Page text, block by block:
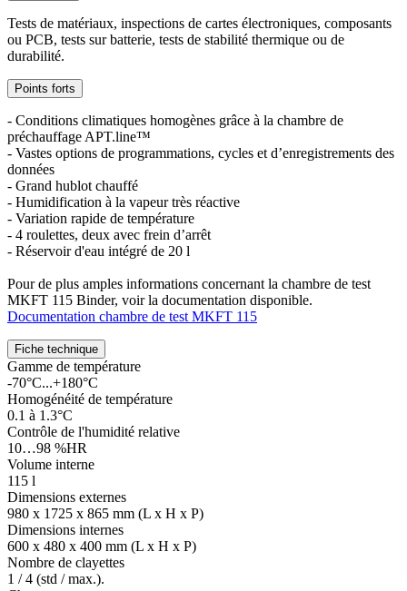
Tests de matériaux, inspections de cartes électroniques, composants
ou PCB, tests sur batterie, tests de stabilité thermique ou de
durabilité.
Points forts
- Conditions climatiques homogènes grâce à la chambre de
préchauffage APT.line™
- Vastes options de programmations, cycles et d’enregistrements des
données
- Grand hublot chauffé
- Humidification à la vapeur très réactive
- Variation rapide de température
- 4 roulettes, deux avec frein d’arrêt
- Réservoir d'eau intégré de 20 l
Pour de plus amples informations concernant la chambre de test
MKFT 115 Binder, voir la documentation disponible.
Documentation chambre de test MKFT 115
Fiche technique
Gamme de température
-70°C...+180°C
Homogénéité de température
0.1 à 1.3°C
Contrôle de l'humidité relative
10…98 %HR
Volume interne
115 l
Dimensions externes
980 x 1725 x 865 mm (L x H x P)
Dimensions internes
600 x 480 x 400 mm (L x H x P)
Nombre de clayettes
1 / 4 (std / max.).